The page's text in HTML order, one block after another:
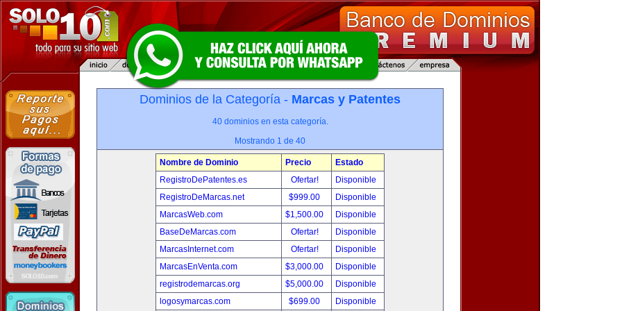
Dominios de la Categoría - Marcas y Patentes
40 dominios en esta categoría.
Mostrando 1 de 40
Nombre de Dominio Precio
Estado
RegistroDePatentes.es
Ofertar!
Disponible
RegistroDeMarcas.net
$999.00
Disponible
MarcasWeb.com
$1,500.00
Disponible
BaseDeMarcas.com
Ofertar!
Disponible
MarcasInternet.com
Ofertar!
Disponible
MarcasEnVenta.com
$3,000.00
Disponible
registrodemarcas.org
$5,000.00
Disponible
logosymarcas.com
$699.00 Disponible